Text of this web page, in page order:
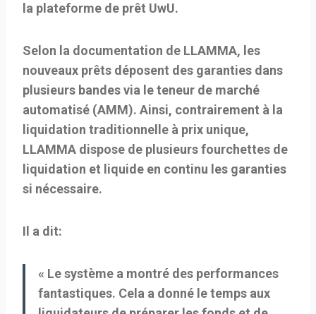
la plateforme de prêt UwU.
Selon la documentation de LLAMMA, les
nouveaux prêts déposent des garanties dans
plusieurs bandes via le teneur de marché
automatisé (AMM). Ainsi, contrairement à la
liquidation traditionnelle à prix unique,
LLAMMA dispose de plusieurs fourchettes de
liquidation et liquide en continu les garanties
si nécessaire.
Il a dit:
« Le système a montré des performances
fantastiques. Cela a donné le temps aux